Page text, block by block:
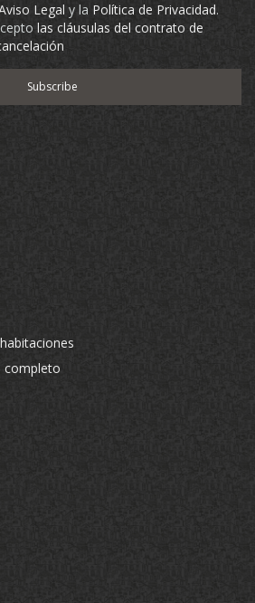
Legal y la Política de Privacidad.
las cláusulas del contrato de
completo